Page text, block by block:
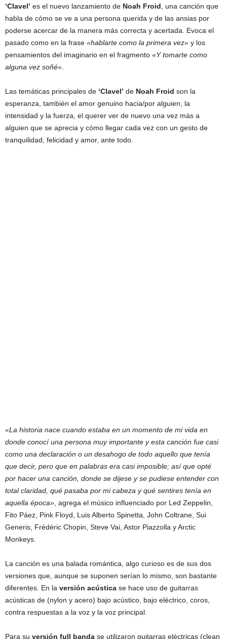
‘Clavel’ es el nuevo lanzamiento de Noah Froid, una canción que
habla de cómo se ve a una persona querida y de las ansias por
poderse acercar de la manera más correcta y acertada. Evoca el
pasado como en la frase «hablarte como la primera vez» y los
pensamientos del imaginario en el fragmento «Y tomarte como
alguna vez soñé».
Las temáticas principales de ‘Clavel’ de Noah Froid son la
esperanza, también el amor genuino hacia/por alguien, la
intensidad y la fuerza, el querer ver de nuevo una vez más a
alguien que se aprecia y cómo llegar cada vez con un gesto de
tranquilidad, felicidad y amor, ante todo.
«La historia nace cuando estaba en un momento de mi vida en
donde conocí una persona muy importante y esta canción fue casi
como una declaración o un desahogo de todo aquello que tenía
que decir, pero que en palabras era casi imposible; así que opté
por hacer una canción, donde se dijese y se pudiese entender con
total claridad, qué pasaba por mi cabeza y qué sentires tenía en
aquella época» , agrega el músico influenciado por Led Zeppelin,
Fito Páez, Pink Floyd, Luis Alberto Spinetta, John Coltrane, Sui
Generis, Frédéric Chopin, Steve Vai, Astor Piazzolla y Arctic
Monkeys.
La canción es una balada romántica, algo curioso es de sus dos
versiones que, aunque se suponen serían lo mismo, son bastante
diferentes. En la versión acústica se hace uso de guitarras
acústicas de (nylon y acero) bajo acústico, bajo eléctrico, coros,
contra respuestas a la voz y la voz principal.
Para su versión full banda se utilizaron guitarras eléctricas (clean